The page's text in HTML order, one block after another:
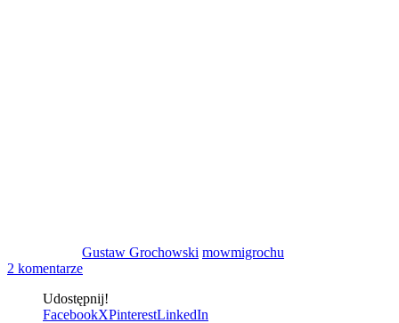
Gustaw Grochowski mowmigrochu
2 komentarze
Udostępnij!
FacebookXPinterestLinkedIn